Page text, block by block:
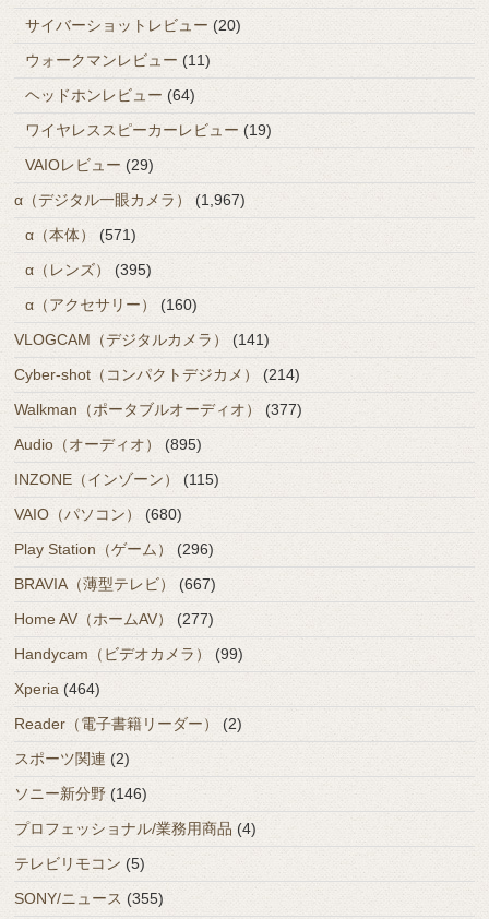
サイバーショットレビュー (20)
ウォークマンレビュー (11)
ヘッドホンレビュー (64)
ワイヤレススピーカーレビュー (19)
VAIOレビュー (29)
α（デジタル一眼カメラ）
(1,967)
α（本体）
(571)
α（レンズ）
(395)
α（アクセサリー）
(160)
VLOGCAM（デジタルカメラ）
(141)
Cyber-shot（コンパクトデジカメ）
(214)
Walkman（ポータブルオーディオ）
(377)
Audio（オーディオ）
(895)
INZONE（インゾーン）
(115)
VAIO（パソコン）
(680)
Play Station（ゲーム）
(296)
BRAVIA（薄型テレビ）
(667)
Home AV（ホームAV）
(277)
Handycam（ビデオカメラ）
(99)
Xperia (464)
Reader（電子書籍リーダー）
(2)
スポーツ関連 (2)
ソニー新分野 (146)
プロフェッショナル/業務用商品 (4)
テレビリモコン (5)
SONY/ニュース (355)